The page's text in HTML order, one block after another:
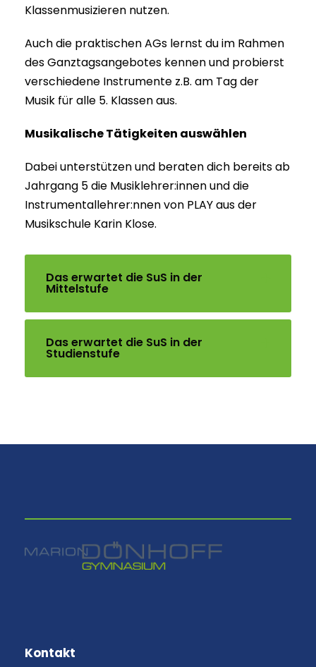
Klassenmusizieren nutzen.
Auch die praktischen AGs lernst du im Rahmen
des Ganztagsangebotes kennen und probierst
verschiedene Instrumente z.B. am Tag der
Musik für alle 5. Klassen aus.
Musikalische Tätigkeiten auswählen
Dabei unterstützen und beraten dich bereits ab
Jahrgang 5 die Musiklehrer:innen und die
Instrumentallehrer:nnen von PLAY aus der
Musikschule Karin Klose.
Das erwartet die SuS in der
Mittelstufe
Das erwartet die SuS in der
Studienstufe
Kontakt